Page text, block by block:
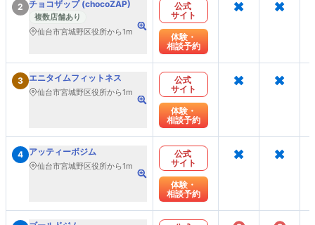
2 チョコザップ (chocoZAP)
複数店舗あり
仙台市宮城野区役所から1m
公式
サイト
体験・
相談予約
× ×
3 エニタイムフィットネス
仙台市宮城野区役所から1m
公式
サイト
体験・
相談予約
× ×
4 アッティーボジム
仙台市宮城野区役所から1m
公式
サイト
体験・
相談予約
× ×